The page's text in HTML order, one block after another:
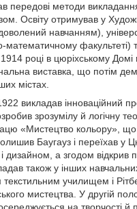
передові методи
Освіту отримував у
навчанням),
математичному факультеті)
році в цюріхському Домі
виставка, що потім
містах.
викладав інноваційний
зрозумілу й логічну
«Мистецтво кольору»,
Баугауз і переїхав у
дизайном, а згодом відкрив
також у інших
текстильним училищем і
мистецтва. У другій